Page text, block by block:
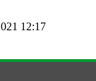
12:17